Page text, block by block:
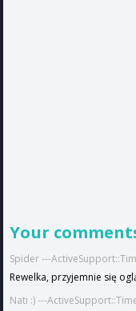
Your
Spider ---
Rewelka, przyjemnie się
Nati :) ---